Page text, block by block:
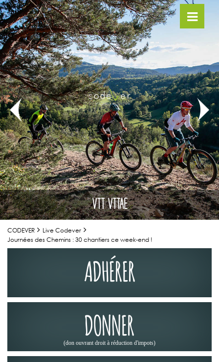
VTT VTTAE
CODEVER
Live Codever
Journées des Chemins : 30 chantiers ce week-end !
ADHÉRER
DONNER
(don ouvrant droit à réduction d'impots)